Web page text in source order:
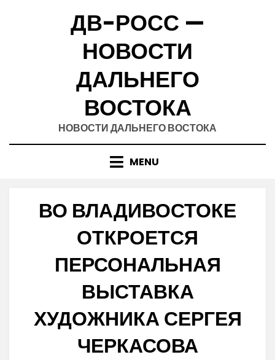
ДВ-РОСС —
НОВОСТИ
ДАЛЬНЕГО
ВОСТОКА
НОВОСТИ ДАЛЬНЕГО ВОСТОКА
MENU
ВО ВЛАДИВОСТОКЕ
ОТКРОЕТСЯ
ПЕРСОНАЛЬНАЯ
ВЫСТАВКА
ХУДОЖНИКА СЕРГЕЯ
ЧЕРКАСОВА